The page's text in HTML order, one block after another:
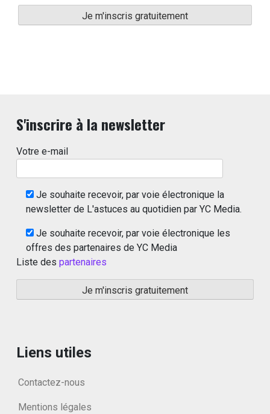
S'inscrire à la newsletter
Votre e-mail
Je souhaite recevoir, par voie électronique la
newsletter de L'astuces au quotidien par YC Media.
Je souhaite recevoir, par voie électronique les
offres des partenaires de YC Media
Liste des partenaires
Liens utiles
Contactez-nous
Mentions légales